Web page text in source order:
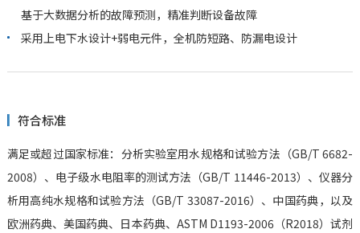
基于大数据分析的故障预测，精准判断设备故障
采用上电下水设计+弱电元件，全机防短路、防漏电设计
符合标准
满足或超过国家标准：分析实验室用水规格和试验方法（GB/T 6682-
2008）、电子级水电阻率的测试方法（GB/T 11446-2013）、仪器分
析用高纯水规格和试验方法（GB/T 33087-2016）、中国药典，以及
欧洲药典、美国药典、日本药典、ASTM D1193-2006（R2018）试剂